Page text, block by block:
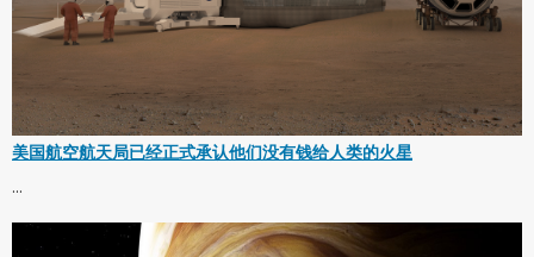
美国航空航天局已经正式承认他们没有钱给人类的火星
...